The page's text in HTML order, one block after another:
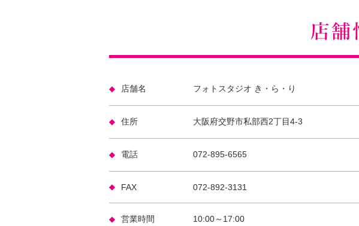
店舗名 フォトスタジオ き・ら・り
住所 大阪府交野市私部西2丁目4-3
電話 072-895-6565
FAX 072-892-3131
営業時間 10:00～17:00